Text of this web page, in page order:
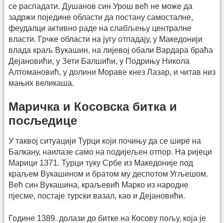
се распадати. Душанов син Урош већ не може да
задржи поједине области да постану самосталне,
феудалци активно раде на слабљењу централне
власти. Грчке области на југу отпадају, у Македонији
влада краљ Вукашин, на лијевој обали Вардара браћа
Дејановићи, у Зети Балшићи, у Подрињу Никола
Алтомановић, у долини Мораве кнез Лазар, и читав низ
мањих великаша.
Маричка и Косовска битка и
посљедице
У таквој ситуацији Турци који почињу да се шире на
Балкану, наилазе само на подијељен отпор. На ријеци
Марици 1371. Турци туку Србе из Македоније под
краљем Вукашином и братом му деспотом Угљешом.
Већ син Вукашина, краљевић Марко из народне
пјесме, постаје турски вазал, као и Дејановићи.
Године 1389. долази до битке на Косову пољу, која је